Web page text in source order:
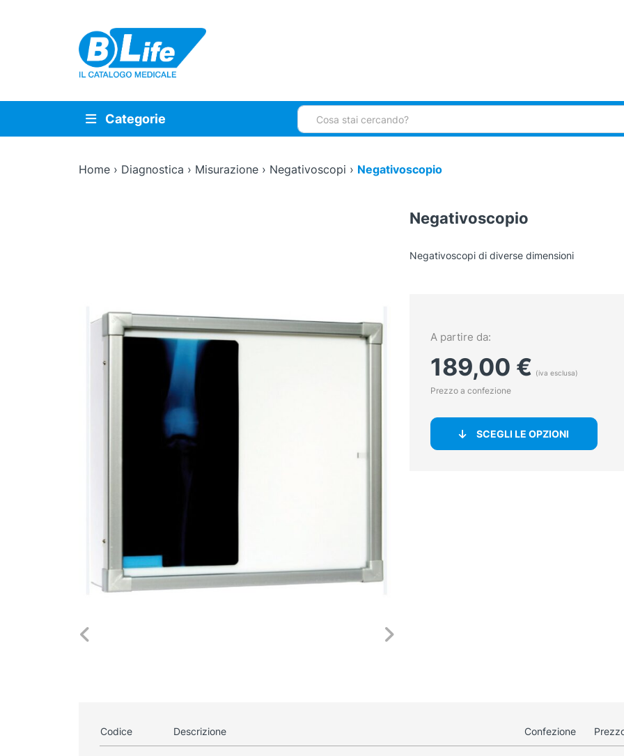
Vai al contenuto principale
Categorie Cerca:
Home› Diagnostica › Misurazione› Negativoscopi › Negativoscopio
Negativoscopio
Negativoscopi di diverse dimensioni
A partire da:
189,00 € (iva esclusa)
Prezzo a confezione
SCEGLI LE OPZIONI
Codice Descrizione Confezione